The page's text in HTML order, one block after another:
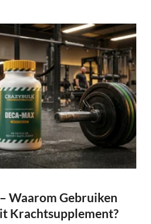
Waarom Gebruiken
Krachtsupplement?